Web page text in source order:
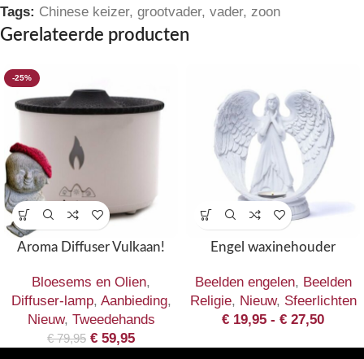
Tags: Chinese keizer, grootvader, vader, zoon
Gerelateerde producten
-25%
Aroma Diffuser Vulkaan!
Bloesems en Olien,
Diffuser-lamp, Aanbieding,
Nieuw, Tweedehands
€79,95 € 59,95
Engel waxinehouder
Beelden engelen, Beelden
Religie, Nieuw, Sfeerlichten
€ 19,95 - € 27,50